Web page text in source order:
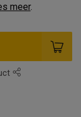
meer.